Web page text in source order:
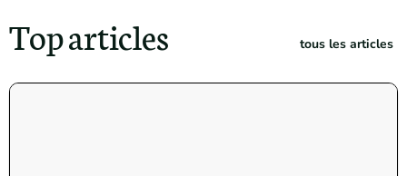
Top articles tous les articles